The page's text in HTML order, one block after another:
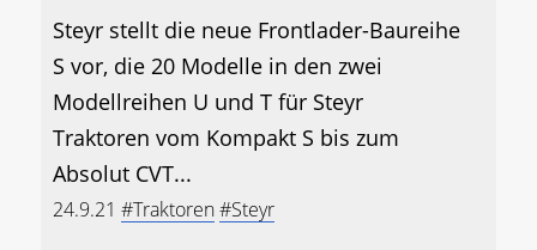
Steyr stellt die neue Frontlader-Baureihe
S vor, die 20 Modelle in den zwei
Modellreihen U und T für Steyr
Traktoren vom Kompakt S bis zum
Absolut CVT...
24.9.21 #Traktoren#Steyr